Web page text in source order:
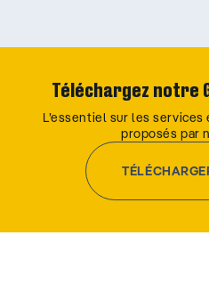
Téléchargez notre
L’essentiel sur les
proposés par